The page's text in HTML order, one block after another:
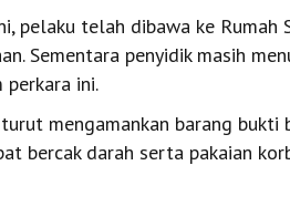
pelaku telah dibawa ke Rumah
Sementara penyidik masih
perkara ini.
mengamankan barang bukti
bercak darah serta pakaian